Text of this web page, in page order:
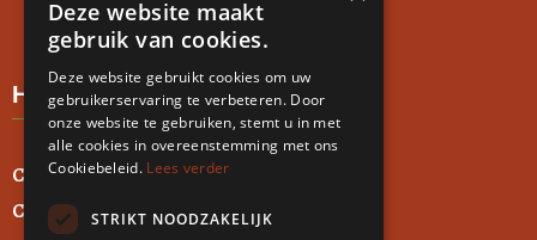
Handige links
Contact
Cursussen
Deze website maakt
gebruik van cookies.
Deze website gebruikt cookies om uw
gebruikerservaring te verbeteren. Door
onze website te gebruiken, stemt u in met
alle cookies in overeenstemming met ons
Cookiebeleid. Lees verder
STRIKT NOODZAKELIJK